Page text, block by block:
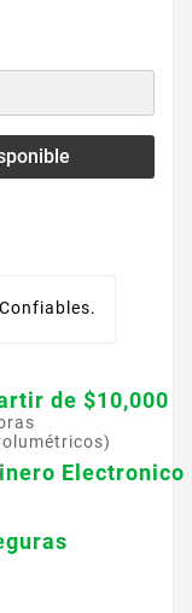
de $10,000
Electronico